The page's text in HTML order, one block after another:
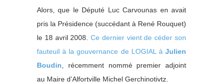
Alors, que le Député Luc Carvounas en avait
pris la Présidence (succédant à René Rouquet)
le 18 avril 2008.Ce dernier vient de céder son
fauteuil à la gouvernance de LOGIAL à Julien
Boudin , récemment nommé premier adjoint
au Maire d’Alfortville Michel Gerchinotivtz.